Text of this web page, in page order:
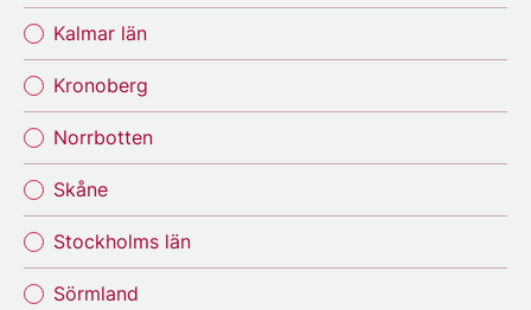
Kalmar län
Kronoberg
Norrbotten
Skåne
Stockholms län
Sörmland